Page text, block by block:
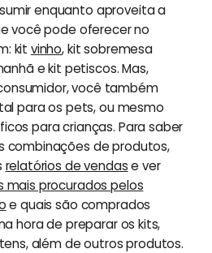
enquanto aproveita a
você pode oferecer no
kit vinho, kit sobremesa
e kit petiscos. Mas,
você também
para os pets, ou mesmo
para crianças. Para saber
combinações de produtos,
relatórios de vendase ver
mais procurados pelos
e quais são comprados
hora de preparar os kits,
além de outros produtos.